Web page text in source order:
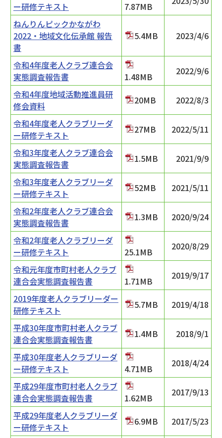
ー研修テキスト
7.87MB
ねんりんピックかながわ
2022・地域文化伝承館 報告
書
5.4MB 2023/4/6
令和4年度老人クラブ連合会
実態調査報告書
1.48MB
2022/9/6
令和4年度地域活動推進員研
修会資料
20MB
2022/8/3
令和4年度老人クラブリーダ
ー研修テキスト
27MB
2022/5/11
令和3年度老人クラブ連合会
実態調査報告書
1.5MB
2021/9/9
令和3年度老人クラブリーダ
ー研修テキスト
52MB
2021/5/11
令和2年度老人クラブ連合会
実態調査報告書
1.3MB
2020/9/24
令和2年度老人クラブリーダ
ー研修テキスト
25.1MB
2020/8/29
令和元年度市町村老人クラブ
連合会実態調査報告書
1.71MB
2019/9/17
2019年度老人クラブリーダー
研修テキスト
5.7MB
2019/4/18
平成30年度市町村老人クラブ
連合会実態調査報告書
1.4MB
2018/9/1
平成30年度老人クラブリーダ
ー研修テキスト
4.71MB
2018/4/24
平成29年度市町村老人クラブ
連合会実態調査報告書
1.62MB
2017/9/13
平成29年度老人クラブリーダ
ー研修テキスト
6.9MB
2017/5/23